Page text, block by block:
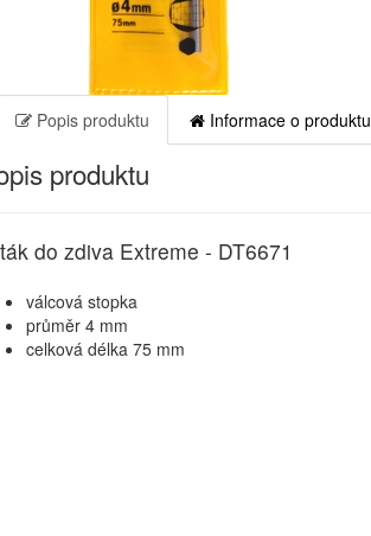
Popis produktu Informace o produktu
produktu
do zdiva Extreme - DT6671
válcová stopka
průměr 4 mm
celková délka 75 mm